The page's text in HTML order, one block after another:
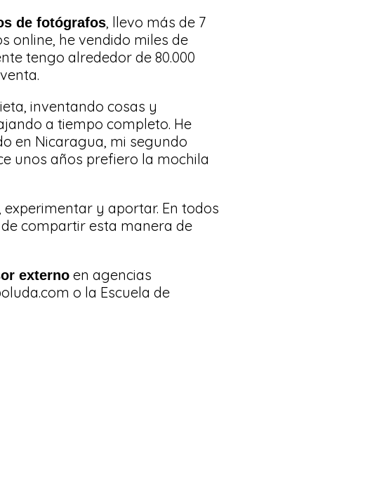
de fotógrafos , llevo más de 7
online, he vendido miles de
tengo alrededor de 80.000
inventando cosas y
a tiempo completo. He
en Nicaragua, mi segundo
unos años prefiero la mochila
y aportar. En todos
compartir esta manera de
externo en agencias
o la Escuela de